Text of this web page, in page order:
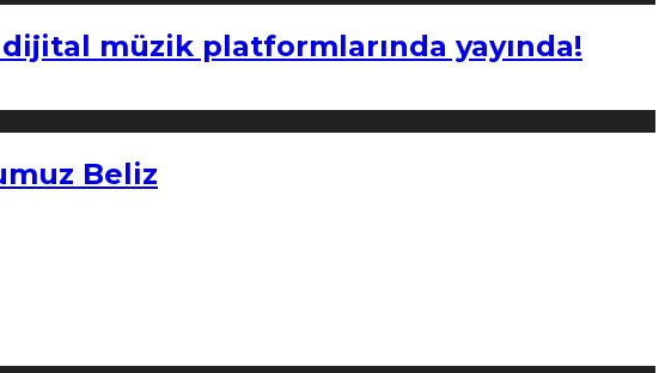
dijital müzik platformlarında yayında!
Beliz